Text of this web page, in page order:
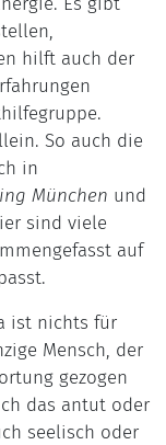
hilft auch der
So auch die
in
München und
sind viele
auf
ist nichts für
Mensch, der
gezogen
das antut oder
seelisch oder